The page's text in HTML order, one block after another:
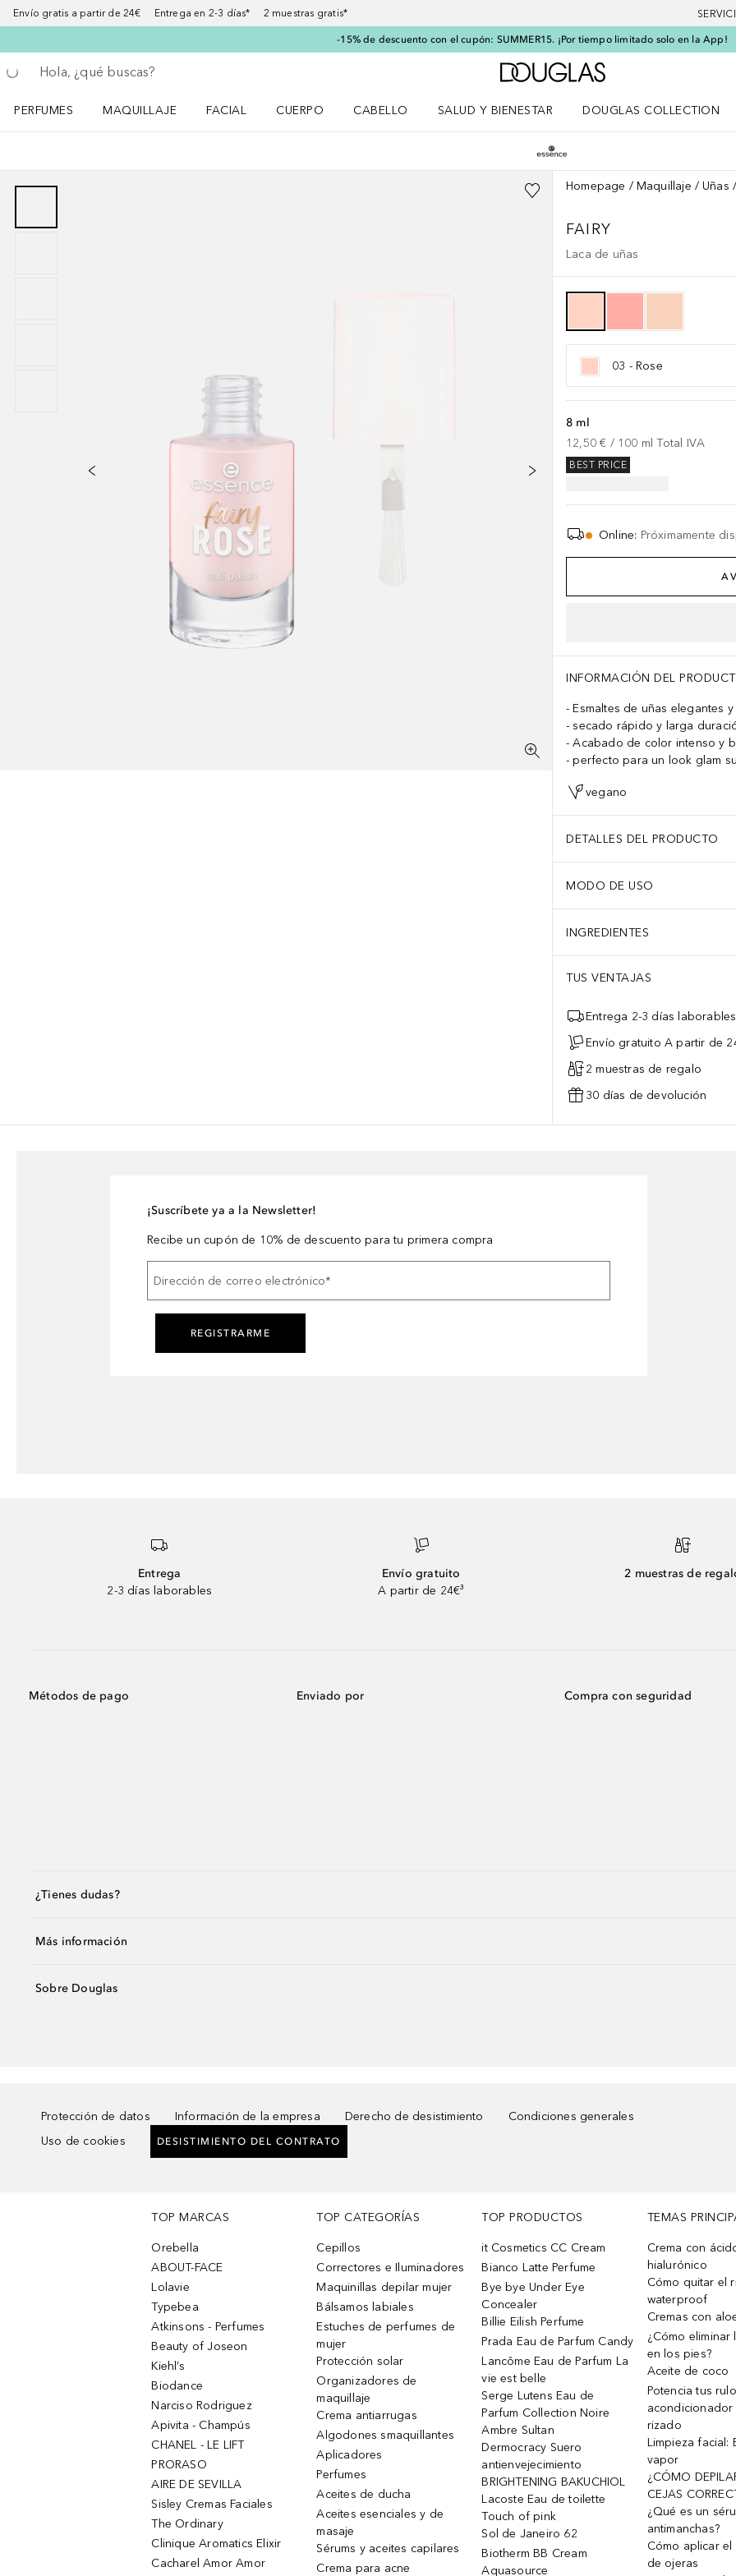
Envío gratis a partir de 24€ Entrega en 2-3 días* 2 muestras gratis*
-15% de descuento con el cupón: SUMMER15. ¡Por tiempo limitado solo en la App!
Regresar
Ejecutar búsqueda
A Douglas Home
PERFUMES
MAQUILLAJE
FACIAL
CUERPO
CABELLO
SALUD Y BIENESTAR
DOUGLAS COLLECTION
Homepage Maquillaje Uñas
FAIRY
Laca de uñas
03 - Rose
8 ml
12,50 € / 100 ml Total IVA
BEST PRICE
Online: Próximamente
INFORMACIÓN DEL
Esmaltes de uñas elegantes
secado rápido y larga
Acabado de color intenso y
perfecto para un look glam
vegano
DETALLES DEL PRODUCTO
MODO DE USO
INGREDIENTES
TUS VENTAJAS
Entrega 2-3 días laborables
Envío gratuito A partir de
2 muestras de regalo
30 días de devolución
¡Suscríbete ya a la Newsletter!
Recibe un cupón de 10% de descuento para tu primera compra
Dirección de correo electrónico*
REGISTRARME
Entrega
2-3 días laborables
Envío gratuito
A partir de 24€³
2 muestras de
Métodos de pago Enviado por Compra con seguridad
¿Tienes dudas?
Más información
Sobre Douglas
Protección de datos Información de la empresa Derecho de desistimiento
Condiciones generales
Uso de cookies
DESISTIMIENTO DEL CONTRATO
TOP MARCAS
Orebella
ABOUT-FACE
Lolavie
Typebea
Atkinsons - Perfumes
Beauty of Joseon
Kiehl’s
Biodance
Narciso Rodriguez
Apivita - Champús
CHANEL - LE LIFT
PRORASO
AIRE DE SEVILLA
Sisley Cremas Faciales
The Ordinary
Clinique Aromatics Elixir
Cacharel Amor Amor
TOP CATEGORÍAS
Cepillos
Correctores e Iluminadores
Maquinillas depilar mujer
Bálsamos labiales
Estuches de perfumes de
mujer
Protección solar
Organizadores de
maquillaje
Crema antiarrugas
Algodones smaquillantes
Aplicadores
Perfumes
Aceites de ducha
Aceites esenciales y de
masaje
Sérums y aceites capilares
Crema para acne
TOP PRODUCTOS
it Cosmetics CC Cream
Bianco Latte Perfume
Bye bye Under Eye
Concealer
Billie Eilish Perfume
Prada Eau de Parfum Candy
Lancôme Eau de Parfum La
vie est belle
Serge Lutens Eau de
Parfum Collection Noire
Ambre Sultan
Dermocracy Suero
antienvejecimiento
BRIGHTENING BAKUCHIOL
Lacoste Eau de toilette
Touch of pink
Sol de Janeiro 62
Biotherm BB Cream
Aquasource
TEMAS
Crema con
hialurónico
Cómo quitar el
waterproof
Cremas con
¿Cómo eliminar
en los pies?
Aceite de coco
Potencia tus
rizado
Limpieza facial:
vapor
¿CÓMO
CEJAS
¿Qué es un
antimanchas?
Cómo aplicar
de ojeras